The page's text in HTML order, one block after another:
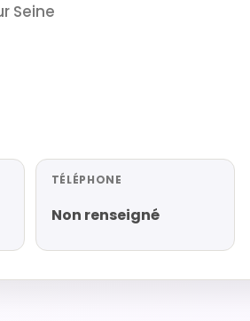
Seine
TÉLÉPHONE
Non renseigné